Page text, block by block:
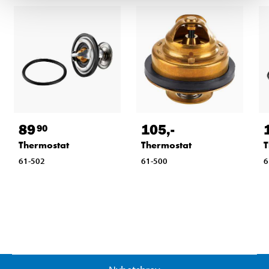
8990
Thermostat
61-502
105,-
Thermostat
61-500